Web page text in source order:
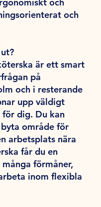
och
är ett smart
på
och i resterande
upp väldigt
dig. Du kan
område för
arbetsplats nära
får du en
förmåner,
inom flexibla